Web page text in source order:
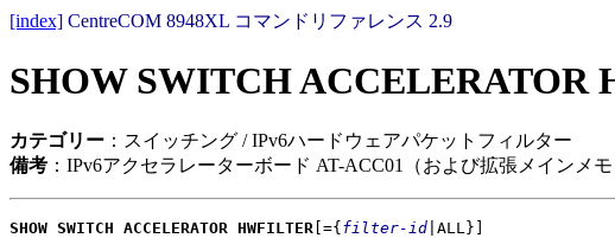
[index] CentreCOM 8948XL コマンドリファレンス 2.9
SHOW SWITCH ACCELERATOR
カテゴリー ：スイッチング / IPv6ハードウェアパケットフィルター
備考 ：IPv6アクセラレーターボード AT-ACC01（および拡張メインメ
SHOW SWITCH ACCELERATOR HWFILTER [={ filter-id |ALL}]